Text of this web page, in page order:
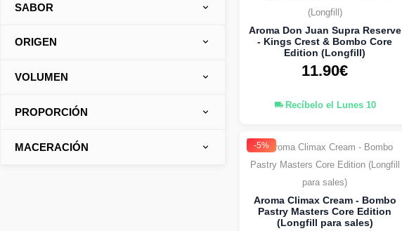
SABOR
ORIGEN
VOLUMEN
PROPORCIÓN
MACERACIÓN
Aroma Don Juan Supra Reserve
- Kings Crest & Bombo Core
Edition (Longfill)
11.90€
Recíbelo el Lunes 10
-5%
Aroma Climax Cream - Bombo
Pastry Masters Core Edition
(Longfill para sales)